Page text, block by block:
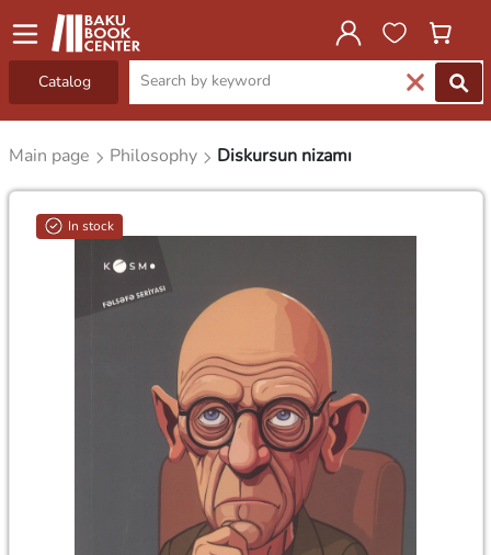
Catalog
Main page Philosophy Diskursun nizamı
In stock